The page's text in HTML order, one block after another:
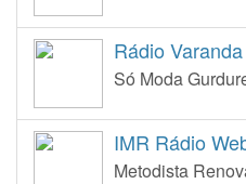
Rádio
Só Moda
IMR Rádio
Metodista